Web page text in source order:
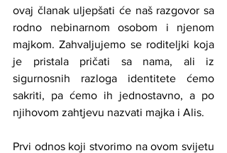
ovaj članak uljepšati će naš razgovor sa
rodno nebinarnom osobom i njenom
majkom. Zahvaljujemo se roditeljki koja
je pristala pričati sa nama, ali iz
sigurnosnih razloga identitete ćemo
sakriti, pa ćemo ih jednostavno, a po
njihovom zahtjevu nazvati majka i Alis.
Prvi odnos koji stvorimo na ovom svijetu